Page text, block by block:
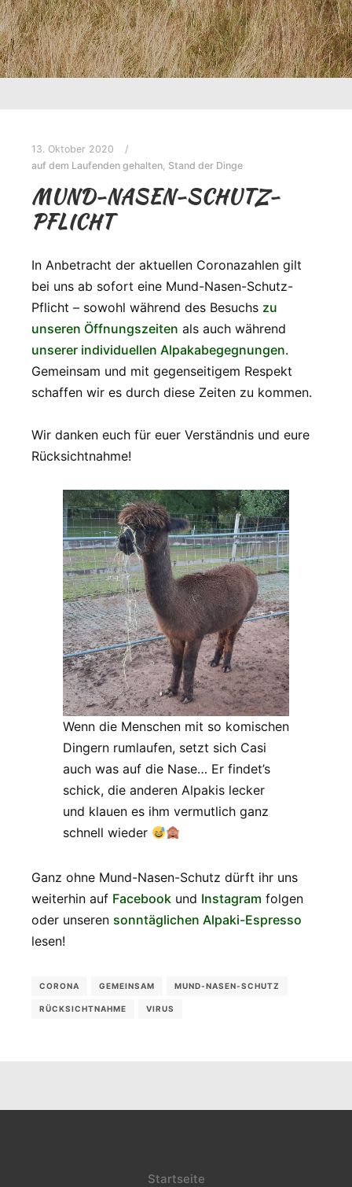
13. Oktober 2020
auf dem Laufenden gehalten, Stand der Dinge
MUND-NASEN-SCHUTZ-
PFLICHT
In Anbetracht der aktuellen Coronazahlen gilt
bei uns ab sofort eine Mund-Nasen-Schutz-
Pflicht – sowohl während des Besuchs zu
unseren Öffnungszeiten als auch während
unserer individuellen Alpakabegegnungen.
Gemeinsam und mit gegenseitigem Respekt
schaffen wir es durch diese Zeiten zu kommen.
Wir danken euch für euer Verständnis und eure
Rücksichtnahme!
Wenn die Menschen mit so komischen
Dingern rumlaufen, setzt sich Casi
auch was auf die Nase… Er findet’s
schick, die anderen Alpakis lecker
und klauen es ihm vermutlich ganz
schnell wieder
Ganz ohne Mund-Nasen-Schutz dürft ihr uns
weiterhin auf Facebook und Instagram folgen
oder unseren sonntäglichen Alpaki-Espresso
lesen!
CORONA GEMEINSAM MUND-NASEN-SCHUTZ
RÜCKSICHTNAHME VIRUS
Startseite